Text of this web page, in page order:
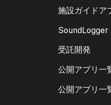
施設ガイドア
SoundLogger
受託開発
公開アプリ一
公開アプリ一